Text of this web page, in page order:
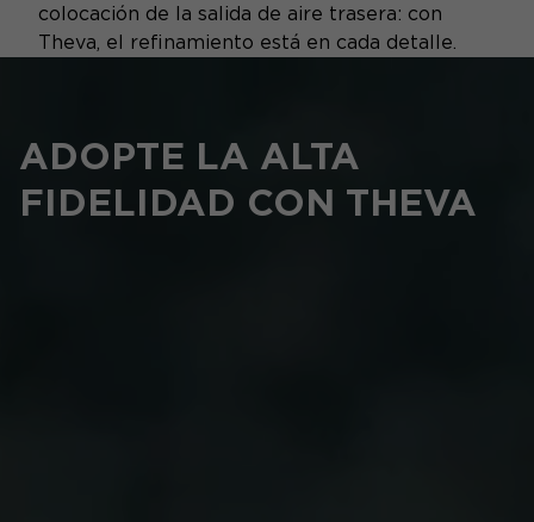
colocación de la salida de aire trasera: con
Theva, el refinamiento está en cada detalle.
ADOPTE LA ALTA
FIDELIDAD CON THEVA